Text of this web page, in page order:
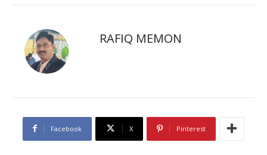
RAFIQ MEMON
Facebook X Pinterest